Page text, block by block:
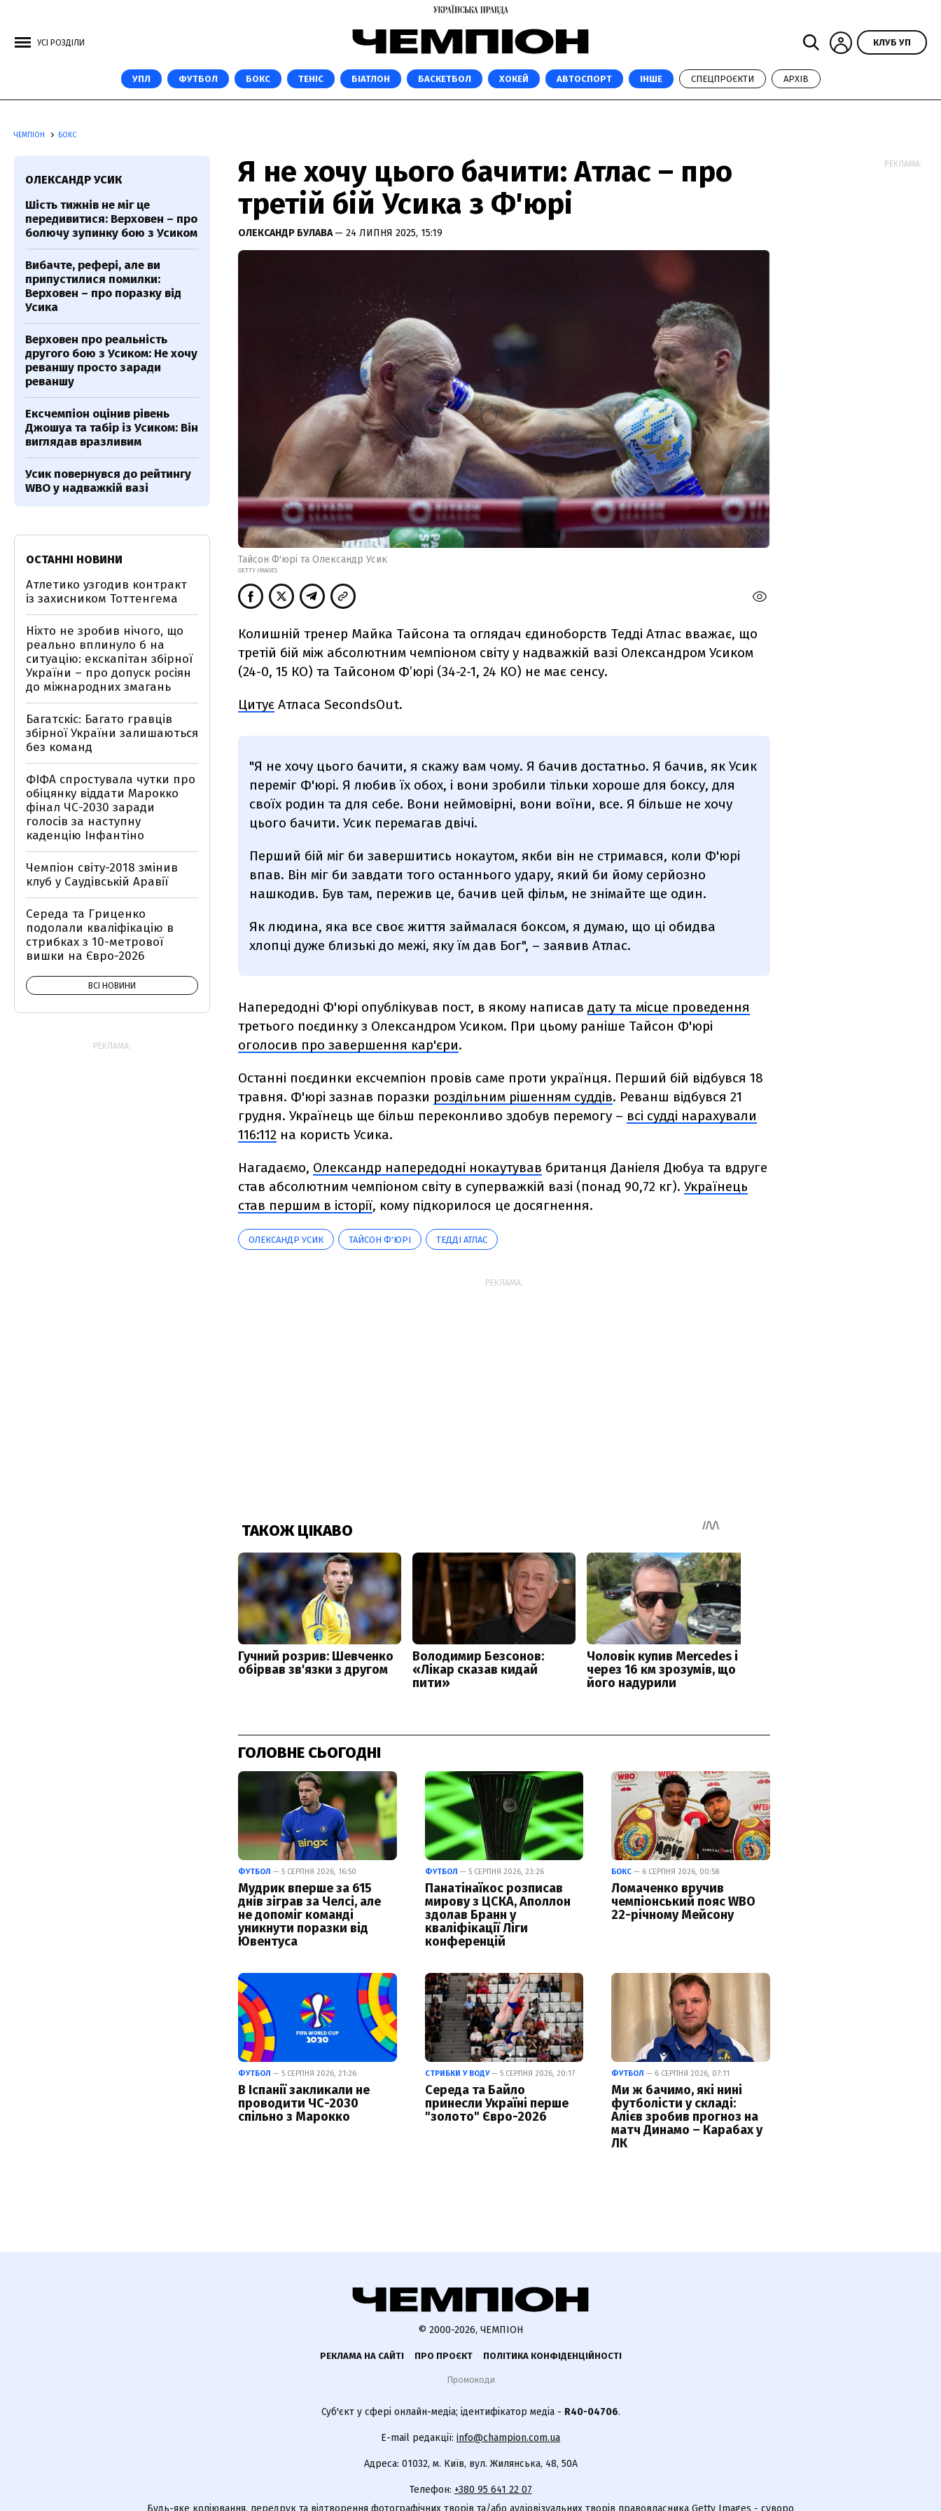
УСІ РОЗДІЛИ КЛУБ УП
УПЛ ФУТБОЛ БОКС ТЕНІС БІАТЛОН БАСКЕТБОЛ ХОКЕЙ АВТОСПОРТ ІНШЕ СПЕЦПРОЄКТИ АРХІВ
ЧЕМПІОН БОКС
Я не хочу цього бачити: Атлас – про
третій бій Усика з Ф'юрі
ОЛЕКСАНДР БУЛАВА— 24 ЛИПНЯ 2025, 15:19
Тайсон Ф'юрі та Олександр Усик
GETTY IMAGES
Колишній тренер Майка Тайсона та оглядач єдиноборств Тедді Атлас вважає, що
третій бій між абсолютним чемпіоном світу у надважкій вазі Олександром Усиком
(24-0, 15 КО) та Тайсоном Ф’юрі (34-2-1, 24 КО) не має сенсу.
Цитує Атласа SecondsOut.
"Я не хочу цього бачити, я скажу вам чому. Я бачив достатньо. Я бачив, як Усик
переміг Ф'юрі. Я любив їх обох, і вони зробили тільки хороше для боксу, для
своїх родин та для себе. Вони неймовірні, вони воїни, все. Я більше не хочу
цього бачити. Усик перемагав двічі.
Перший бій міг би завершитись нокаутом, якби він не стримався, коли Ф'юрі
впав. Він міг би завдати того останнього удару, який би йому серйозно
нашкодив. Був там, пережив це, бачив цей фільм, не знімайте ще один.
Як людина, яка все своє життя займалася боксом, я думаю, що ці обидва
хлопці дуже близькі до межі, яку їм дав Бог", – заявив Атлас.
Напередодні Ф'юрі опублікував пост, в якому написав дату та місце проведення
третього поєдинку з Олександром Усиком. При цьому раніше Тайсон Ф'юрі
оголосив про завершення кар'єри.
Останні поєдинки ексчемпіон провів саме проти українця. Перший бій відбувся 18
травня. Ф'юрі зазнав поразки роздільним рішенням суддів. Реванш відбувся 21
грудня. Українець ще більш переконливо здобув перемогу – всі судді нарахували
116:112 на користь Усика.
Нагадаємо, Олександр напередодні нокаутував британця Даніеля Дюбуа та вдруге
став абсолютним чемпіоном світу в суперважкій вазі (понад 90,72 кг). Українець
став першим в історії, кому підкорилося це досягнення.
ОЛЕКСАНДР УСИК ТАЙСОН Ф'ЮРІ ТЕДДІ АТЛАС
РЕКЛАМА:
ГОЛОВНЕ СЬОГОДНІ
ФУТБОЛ — 5 СЕРПНЯ 2026, 16:50
Мудрик вперше за 615
днів зіграв за Челсі, але
не допоміг команді
уникнути поразки від
Ювентуса
ФУТБОЛ — 5 СЕРПНЯ 2026, 23:26
Панатінаїкос розписав
мирову з ЦСКА, Аполлон
здолав Бранн у
кваліфікації Ліги
конференцій
БОКС — 6 СЕРПНЯ 2026, 00:58
Ломаченко вручив
чемпіонський пояс WBO
22-річному Мейсону
ФУТБОЛ — 5 СЕРПНЯ 2026, 21:26
В Іспанії закликали не
проводити ЧС-2030
спільно з Марокко
СТРИБКИ У ВОДУ— 5 СЕРПНЯ 2026, 20:17
Середа та Байло
принесли Україні перше
"золото" Євро-2026
ФУТБОЛ — 6 СЕРПНЯ 2026, 07:11
Ми ж бачимо, які нині
футболісти у складі:
Алієв зробив прогноз на
матч Динамо – Карабах у
ЛК
ОЛЕКСАНДР УСИК
Шість тижнів не міг це
передивитися: Верховен – про
болючу зупинку бою з Усиком
Вибачте, рефері, але ви
припустилися помилки:
Верховен – про поразку від
Усика
Верховен про реальність
другого бою з Усиком: Не хочу
реваншу просто заради
реваншу
Ексчемпіон оцінив рівень
Джошуа та табір із Усиком: Він
виглядав вразливим
Усик повернувся до рейтингу
WBO у надважкій вазі
ОСТАННІ НОВИНИ
Атлетико узгодив контракт
із захисником Тоттенгема
Ніхто не зробив нічого, що
реально вплинуло б на
ситуацію: екскапітан збірної
України – про допуск росіян
до міжнародних змагань
Багатскіс: Багато гравців
збірної України залишаються
без команд
ФІФА спростувала чутки про
обіцянку віддати Марокко
фінал ЧС-2030 заради
голосів за наступну
каденцію Інфантіно
Чемпіон світу-2018 змінив
клуб у Саудівській Аравії
Середа та Гриценко
подолали кваліфікацію в
стрибках з 10-метрової
вишки на Євро-2026
ВСІ НОВИНИ
РЕКЛАМА:
РЕКЛАМА:
© 2000-2026, ЧЕМПІОН
РЕКЛАМА НА САЙТІ ПРО ПРОЄКТ ПОЛІТИКА КОНФІДЕНЦІЙНОСТІ
Промокоди
Суб'єкт у сфері онлайн-медіа; ідентифікатор медіа - R40-04706.
E-mail редакції: info@champion.com.ua
Адреса: 01032, м. Київ, вул. Жилянська, 48, 50А
Телефон: +380 95 641 22 07
Будь-яке копіювання, передрук та відтворення фотографічних творів та/або аудіовізуальних творів правовласника Getty Images - суворо